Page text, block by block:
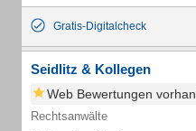
Gratis-Digitalcheck
Seidlitz & Kollegen
Web Bewertungen
Rechtsanwälte